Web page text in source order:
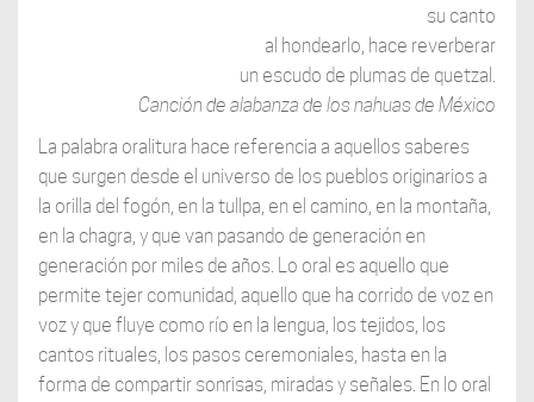
su canto
al hondearlo, hace reverberar
un escudo de plumas de quetzal.
Canción de alabanza de los nahuas de México
La palabra oralitura hace referencia a aquellos saberes
que surgen desde el universo de los pueblos originarios a
la orilla del fogón, en la tullpa, en el camino, en la montaña,
en la chagra, y que van pasando de generación en
generación por miles de años. Lo oral es aquello que
permite tejer comunidad, aquello que ha corrido de voz en
voz y que fluye como río en la lengua, los tejidos, los
cantos rituales, los pasos ceremoniales, hasta en la
forma de compartir sonrisas, miradas y señales. En lo oral